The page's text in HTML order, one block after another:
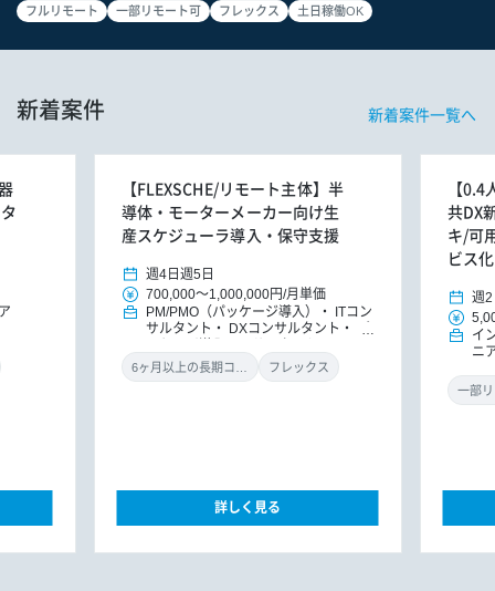
フルリモート 一部リモート可 フレックス 土日稼働OK
新着案件 新着案件一覧へ
【FLEXSCHE/リモート主体】半
導体・モーターメーカー向け生
産スケジューラ導入・保守支援
週4日 週5日
700,000～1,000,000円/月単価
PM/PMO（パッケージ導入）
ITコン
サルタント
DXコンサルタント
フレックス
詳しく見る
【
共DX
キ/可
ビス化
週2
イ
ニ
ラ
一部